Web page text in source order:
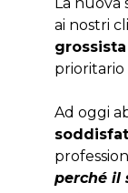
ai nostri
grossista
prioritario
Ad oggi
perché il